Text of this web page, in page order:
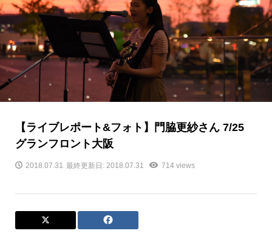
【ライブレポート&フォト】門脇更紗さん 7/25
グランフロント大阪
2018.07.31 最終更新日: 2018.07.31 714 views